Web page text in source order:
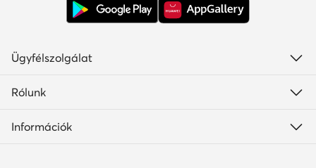
Ügyfélszolgálat
Rólunk
Információk